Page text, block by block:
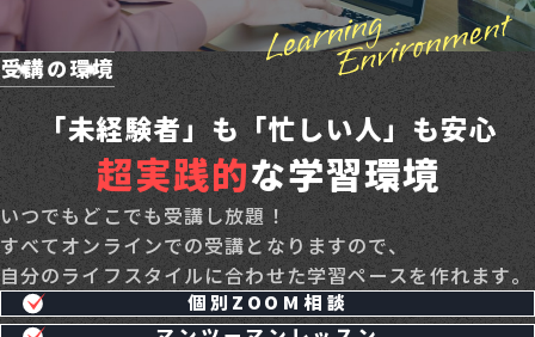
受講の環境
「未経験者」も「忙しい人」も安心
超実践的な学習環境
いつでもどこでも受講し放題！
すべてオンラインでの受講となりますので、
自分のライフスタイルに合わせた学習ペースを作れます。
個別ZOOM相談